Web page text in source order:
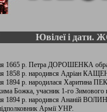
Ювілеї і дати.
1665 р. Петра ДОРОШЕНКА
1858 р. народився Адріан
1894 р. народилася Харитина
Божка, учасник 1-го
1894 р. народився Ананій
Армії УНР.